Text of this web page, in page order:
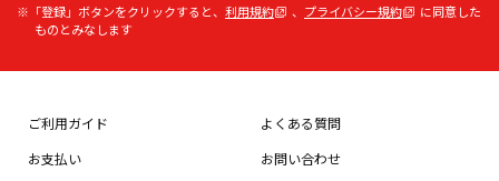
※「登録」ボタンをクリックすると、 利用規約 、 プライバシー規約
に同意した
ものとみなします
ご利用ガイド
お支払い
よくある質問
お問い合わせ